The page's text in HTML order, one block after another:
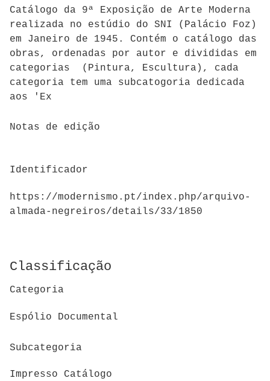
Catálogo da 9ª Exposição de Arte Moderna
realizada no estúdio do SNI (Palácio Foz)
em Janeiro de 1945. Contém o catálogo das
obras, ordenadas por autor e divididas em
categorias (Pintura, Escultura), cada
categoria tem uma subcatogoria dedicada
aos 'Ex
Notas de edição
Identificador
https://modernismo.pt/index.php/arquivo-
almada-negreiros/details/33/1850
Classificação
Categoria
Espólio Documental
Subcategoria
Impresso Catálogo